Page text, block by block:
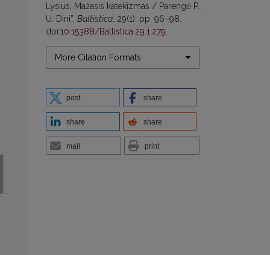
Lysius, Mažasis katekizmas / Parengė P.
U. Dini”, Baltistica , 29(1), pp. 96–98.
doi:10.15388/Baltistica.29.1.279
More Citation Formats
post share
share share
mail print